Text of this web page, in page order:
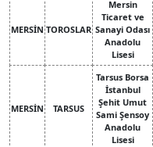
MERSİN TOROSLAR
Mersin
Ticaret ve
Sanayi Odası
Anadolu
Lisesi
MERSİN TARSUS
Tarsus Borsa
İstanbul
Şehit Umut
Sami Şensoy
Anadolu
Lisesi